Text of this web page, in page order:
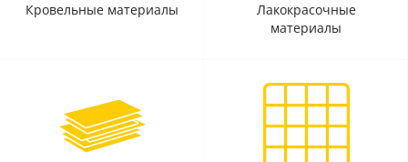
Кровельные материалы
Лакокрасочные
материалы